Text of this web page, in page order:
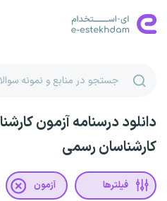
دانلود درسنامه آزمون
کارشناسان رسمی
فیلترها آزمون